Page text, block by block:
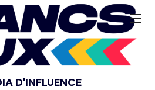
D'INFLUENCE